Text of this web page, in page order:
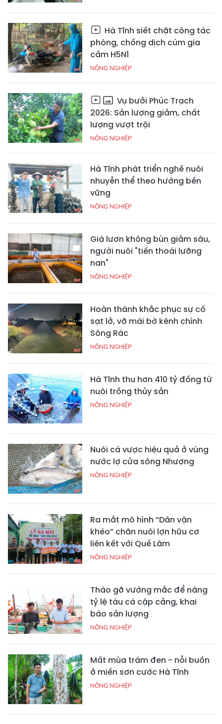
Hà Tĩnh siết chặt công tác
phòng, chống dịch cúm gia
cầm H5N1
NÔNG NGHIỆP
Vụ bưởi Phúc Trạch
2026: Sản lượng giảm, chất
lượng vượt trội
NÔNG NGHIỆP
Hà Tĩnh phát triển nghề nuôi
nhuyễn thể theo hướng bền
vững
NÔNG NGHIỆP
Giá lươn không bùn giảm sâu,
người nuôi "tiến thoái lưỡng
nan"
NÔNG NGHIỆP
Hoàn thành khắc phục sự cố
sạt lở, vỡ mái bờ kênh chính
Sông Rác
NÔNG NGHIỆP
Hà Tĩnh thu hơn 410 tỷ đồng từ
nuôi trồng thủy sản
NÔNG NGHIỆP
Nuôi cá vược hiệu quả ở vùng
nước lợ cửa sông Nhượng
NÔNG NGHIỆP
Ra mắt mô hình “Dân vận
khéo” chăn nuôi lợn hữu cơ
liên kết với Quế Lâm
NÔNG NGHIỆP
Tháo gỡ vướng mắc để nâng
tỷ lệ tàu cá cập cảng, khai
báo sản lượng
NÔNG NGHIỆP
Mất mùa trám đen - nỗi buồn
ở miền sơn cước Hà Tĩnh
NÔNG NGHIỆP